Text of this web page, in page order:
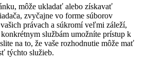
môže ukladať alebo získavať
zvyčajne vo forme súborov
právach a súkromí veľmi záleží,
službám umožníte prístup k
na to, že vaše rozhodnutie môže mať
týchto služieb.